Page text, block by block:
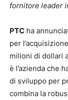
fornitore leader
PTC ha
per
milioni di dollari
è l’azienda che
di sviluppo per
combina la